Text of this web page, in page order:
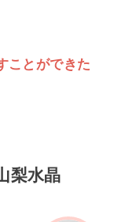
ことができた
梨水晶